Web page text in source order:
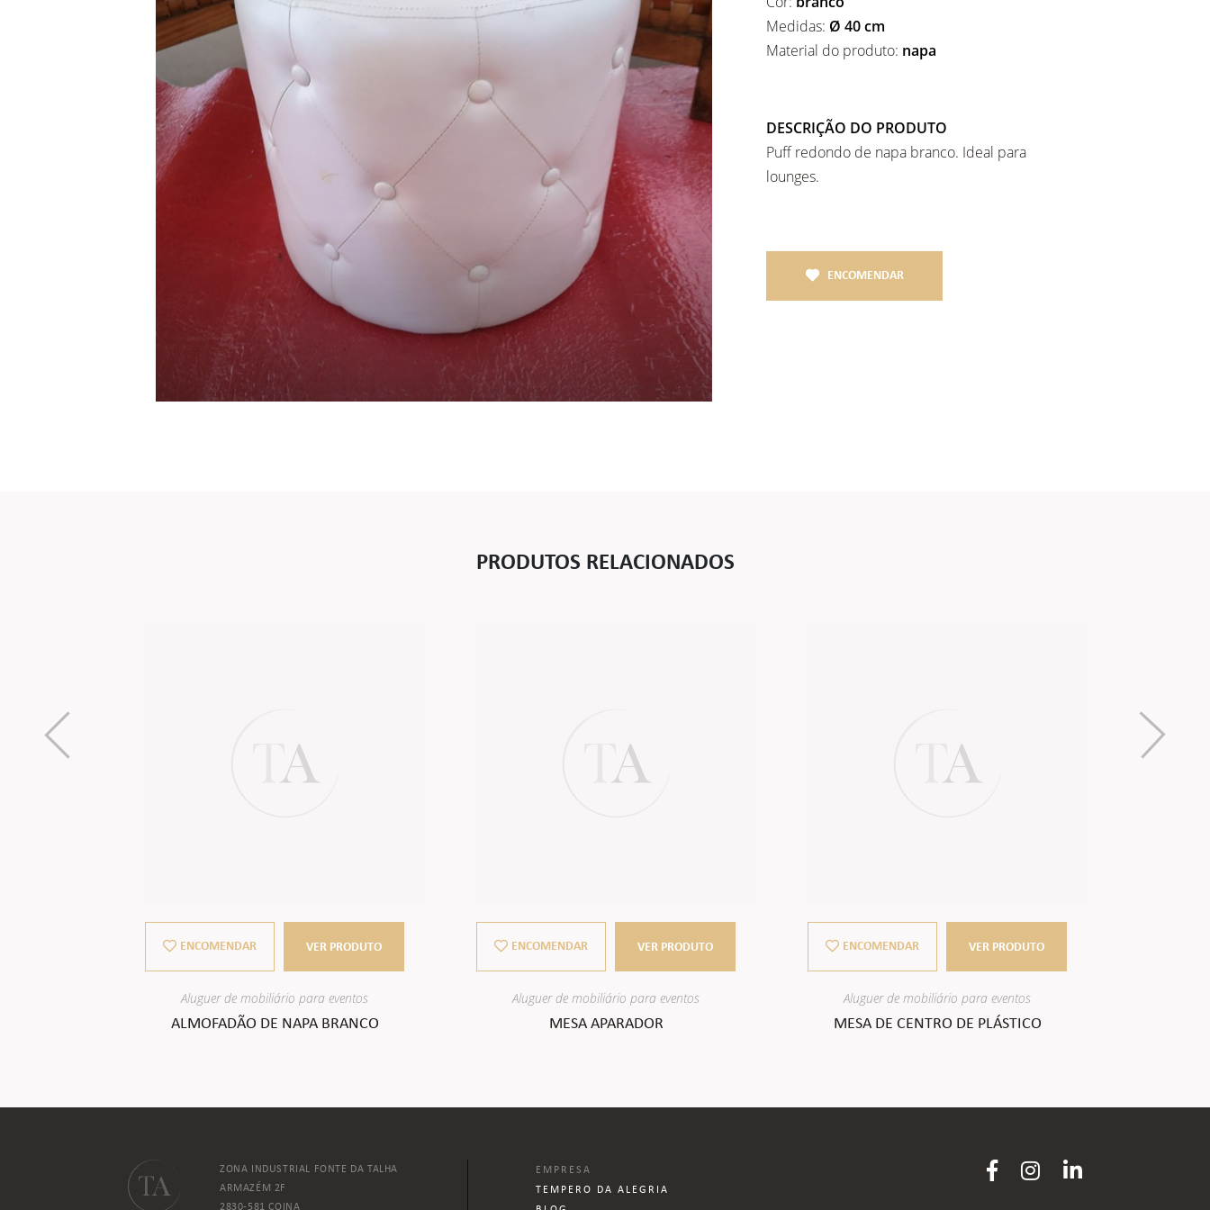
Medidas: Ø 40 cm
Material do produto: napa
DESCRIÇÃO DO PRODUTO
Puff redondo de napa branco. Ideal para
lounges.
ENCOMENDAR
PRODUTOS RELACIONADOS
ENCOMENDAR VER PRODUTO
Aluguer de mobiliário para eventos
ALMOFADÃO DE NAPA BRANCO
ENCOMENDAR VER PRODUTO
Aluguer de mobiliário para eventos
MESA APARADOR
ENCOMENDAR VER PRODUTO
Aluguer de mobiliário para eventos
MESA DE CENTRO DE PLÁSTICO
ZONA INDUSTRIAL FONTE DA TALHA
ARMAZÉM 2F
2830-581 COINA
EMPRESA
TEMPERO DA ALEGRIA